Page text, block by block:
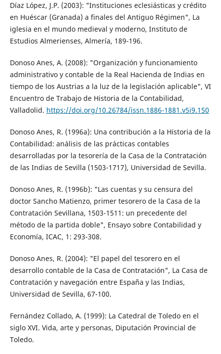
Díaz López, J.P. (2003): "Instituciones eclesiásticas y crédito
en Huéscar (Granada) a finales del Antiguo Régimen", La
iglesia en el mundo medieval y moderno, Instituto de
Estudios Almerienses, Almería, 189-196.
Donoso Anes, A. (2008): "Organización y funcionamiento
administrativo y contable de la Real Hacienda de Indias en
tiempo de los Austrias a la luz de la legislación aplicable", VI
Encuentro de Trabajo de Historia de la Contabilidad,
Valladolid. https://doi.org/10.26784/issn.1886-1881.v5i9.150
Donoso Anes, R. (1996a): Una contribución a la Historia de la
Contabilidad: análisis de las prácticas contables
desarrolladas por la tesorería de la Casa de la Contratación
de las Indias de Sevilla (1503-1717), Universidad de Sevilla.
Donoso Anes, R. (1996b): "Las cuentas y su censura del
doctor Sancho Matienzo, primer tesorero de la Casa de la
Contratación Sevillana, 1503-1511: un precedente del
método de la partida doble", Ensayo sobre Contabilidad y
Economía, ICAC, 1: 293-308.
Donoso Anes, R. (2004): "El papel del tesorero en el
desarrollo contable de la Casa de Contratación", La Casa de
Contratación y navegación entre España y las Indias,
Universidad de Sevilla, 67-100.
Fernández Collado, A. (1999): La Catedral de Toledo en el
siglo XVI. Vida, arte y personas, Diputación Provincial de
Toledo.